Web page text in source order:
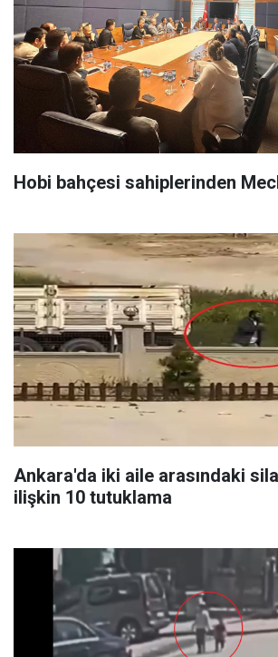
Hobi bahçesi sahiplerinden
Ankara'da iki aile arasındaki
ilişkin 10 tutuklama